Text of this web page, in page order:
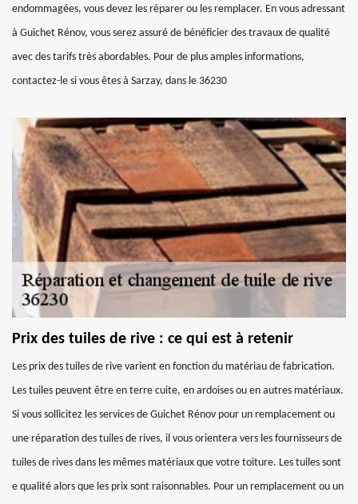
endommagées, vous devez les réparer ou les remplacer. En vous adressant
à Guichet Rénov, vous serez assuré de bénéficier des travaux de qualité
avec des tarifs très abordables. Pour de plus amples informations,
contactez-le si vous êtes à Sarzay, dans le 36230
Prix des tuiles de rive : ce qui est à retenir
Les prix des tuiles de rive varient en fonction du matériau de fabrication.
Les tuiles peuvent être en terre cuite, en ardoises ou en autres matériaux.
Si vous sollicitez les services de Guichet Rénov pour un remplacement ou
une réparation des tuiles de rives, il vous orientera vers les fournisseurs de
tuiles de rives dans les mêmes matériaux que votre toiture. Les tuiles sont
e qualité alors que les prix sont raisonnables. Pour un remplacement ou un